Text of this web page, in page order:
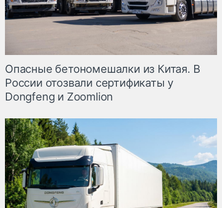
Опасные бетономешалки из Китая. В
России отозвали сертификаты у
Dongfeng и Zoomlion